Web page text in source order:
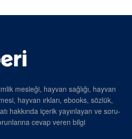
mesleği, hayvan sağlığı, hayvan
hayvan ırkları, ebooks, sözlük,
hakkında içerik yayınlayan ve soru-
cevap veren bilgi